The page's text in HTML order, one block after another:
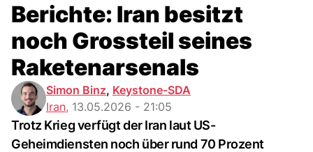
Berichte: Iran besitzt
noch Grossteil seines
Raketenarsenals
Simon Binz, Keystone-SDA
Iran, 13.05.2026 - 21:05
Trotz Krieg verfügt der Iran laut US-
Geheimdiensten noch über rund 70 Prozent